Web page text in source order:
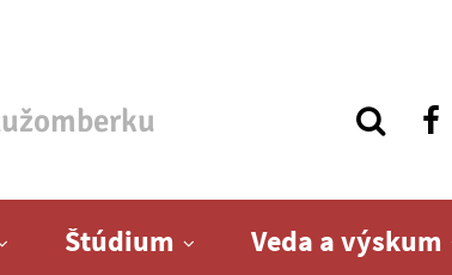
Štúdium Veda a výskum